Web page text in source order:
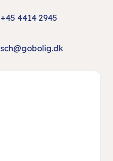
+45 4414 2945
sch@gobolig.dk